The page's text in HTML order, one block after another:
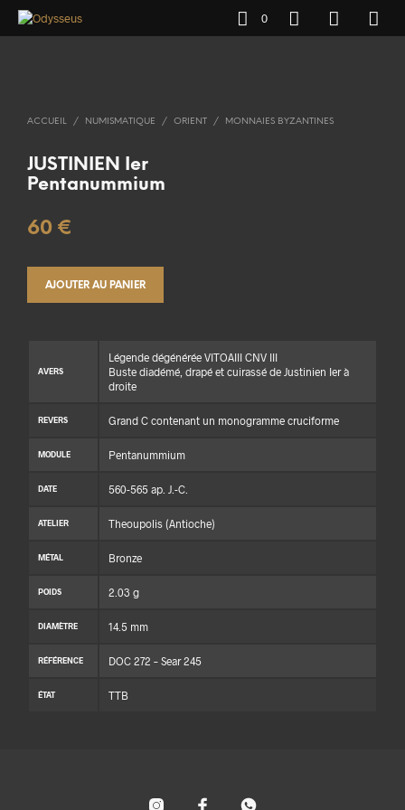
0
ACCUEIL / NUMISMATIQUE / ORIENT / MONNAIES BYZANTINES
JUSTINIEN Ier
Pentanummium
60 €
AJOUTER AU PANIER
AVERS
Légende dégénérée VITOAIII CNV III
Buste diadémé, drapé et cuirassé de Justinien Ier à
droite
REVERS Grand C contenant un monogramme cruciforme
MODULE Pentanummium
DATE 560-565 ap. J.-C.
ATELIER Theoupolis (Antioche)
MÉTAL Bronze
POIDS 2.03 g
DIAMÈTRE 14.5 mm
RÉFÉRENCE DOC 272 – Sear 245
ÉTAT TTB